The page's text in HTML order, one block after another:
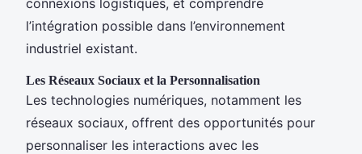
l’intégration possible dans l’environnement
industriel existant.
Les Réseaux Sociaux et la Personnalisation
Les technologies numériques, notamment les
réseaux sociaux, offrent des opportunités pour
personnaliser les interactions avec les